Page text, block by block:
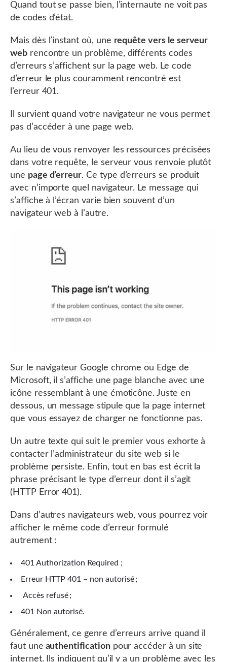
Quand tout se passe bien, l’internaute ne voit pas
de codes d’état.
Mais dès l’instant où, une requête vers le serveur
webrencontre un problème, différents codes
d’erreurs s’affichent sur la page web. Le code
d’erreur le plus couramment rencontré est
l’erreur 401.
Il survient quand votre navigateur ne vous permet
pas d’accéder à une page web.
Au lieu de vous renvoyer les ressources précisées
dans votre requête, le serveur vous renvoie plutôt
une page d’erreur. Ce type d’erreurs se produit
avec n’importe quel navigateur. Le message qui
s’affiche à l’écran varie bien souvent d’un
navigateur web à l’autre.
Sur le navigateur Google chrome ou Edge de
Microsoft, il s’affiche une page blanche avec une
icône ressemblant à une émoticône. Juste en
dessous, un message stipule que la page internet
que vous essayez de charger ne fonctionne pas.
Un autre texte qui suit le premier vous exhorte à
contacter l’administrateur du site web si le
problème persiste. Enfin, tout en bas est écrit la
phrase précisant le type d’erreur dont il s’agit
(HTTP Error 401).
Dans d’autres navigateurs web, vous pourrez voir
afficher le même code d’erreur formulé
autrement :
401 Authorization Required ;
Erreur HTTP 401 – non autorisé ;
Accès refusé ;
401 Non autorisé.
Généralement, ce genre d’erreurs arrive quand il
faut une authentificationpour accéder à un site
internet. Ils indiquent qu’il y a un problème avec les